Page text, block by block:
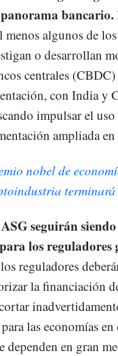
bancario.
algunos de
o desarrollan
centrales
con India y
impulsar el
ampliada
nobel de
terminará
seguirán
los reguladores
reguladores
la financiación
las economías
dependen en gran